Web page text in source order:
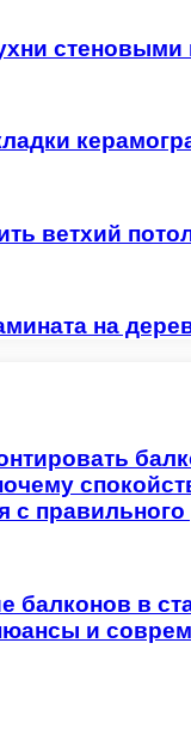
стеновыми
ветхий
на
с
балконов в
и